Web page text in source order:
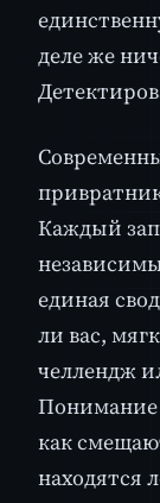
деле же
Каждый
единая
ли вас,
челлендж
Понимание
как
находятся